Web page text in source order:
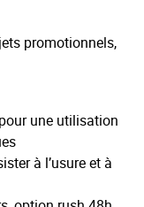
promotionnels,
une utilisation
à l’usure et à